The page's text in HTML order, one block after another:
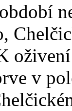
v